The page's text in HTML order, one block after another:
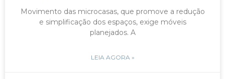
Movimento das microcasas, que promove a redução
e simplificação dos espaços, exige móveis
planejados. A
LEIA AGORA »